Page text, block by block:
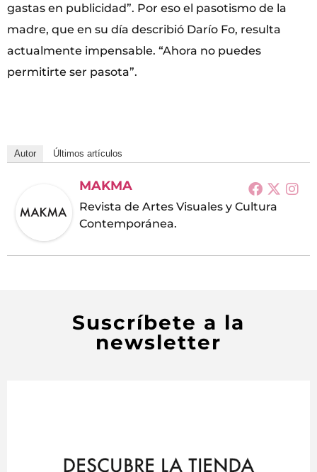
gastas en publicidad”. Por eso el pasotismo de la
madre, que en su día describió Darío Fo, resulta
actualmente impensable. “Ahora no puedes
permitirte ser pasota”.
Autor Últimos artículos
MAKMA
Revista de Artes Visuales y Cultura
Contemporánea.
Suscríbete a la
newsletter